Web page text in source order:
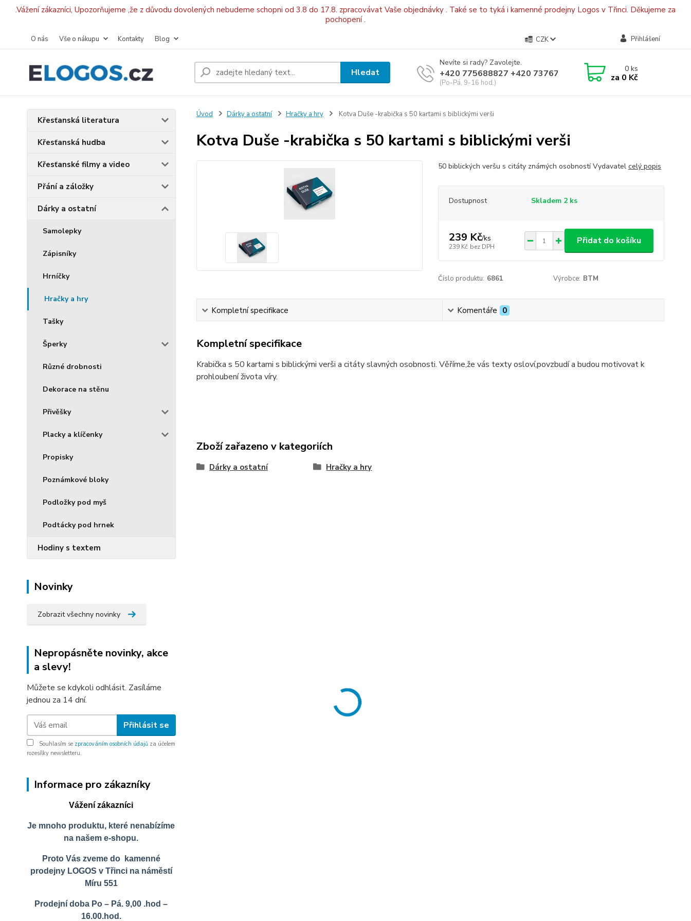
.Vážení zákazníci, Upozorňujeme ,že z důvodu dovolených nebudeme schopni od 3.8 do 17.8. zpracovávat Vaše objednávky . Také se to tyká i kamenné prodejny Logos v Třinci. Děkujeme za
pochopení .
O nás Vše o nákupu Kontakty Blog CZK Přihlášení
Hledat
Nevíte si rady? Zavolejte.
+420 775688827 +420 737670415
(Po-Pá, 9-16 hod.)
0ks
za 0 Kč
Křesťanská literatura
Křesťanská hudba
Křesťanské filmy a video
Přání a záložky
Dárky a ostatní
Samolepky
Zápisníky
Hrníčky
Hračky a hry
Tašky
Šperky
Různé drobnosti
Dekorace na stěnu
Přivěšky
Placky a klíčenky
Propisky
Poznámkové bloky
Podložky pod myš
Podtácky pod hrnek
Hodiny s textem
Novinky
Zobrazit všechny novinky
Nepropásněte novinky, akce
a slevy!
Můžete se kdykoli odhlásit. Zasíláme
jednou za 14 dní.
Přihlásit se
Souhlasím se zpracováním osobních údajů za účelem
rozesílky newsletteru.
Informace pro zákazníky
Vážení zákazníci
Je mnoho produktu, které nenabízíme
na našem e-shopu.
Proto Vás zveme do kamenné
prodejny LOGOS v Třinci na náměstí
Míru 551
Prodejní doba Po – Pá. 9,00 .hod –
16.00.hod.
Úvod Dárky a ostatní Hračky a hry Kotva Duše -krabička s 50 kartami s biblickými verši
Kotva Duše -krabička s 50 kartami s biblickými verši
50 biblických veršu s citáty známých osobností Vydavatel celý popis
Dostupnost Skladem 2 ks
239 Kč/ks
239 Kč bez DPH
Přidat do košíku
Číslo produktu: 6861 Výrobce: BTM
Kompletní specifikace Komentáře 0
Kompletní specifikace
Krabička s 50 kartami s biblickými verši a citáty slavných osobnosti. Věříme,že vás texty osloví,povzbudí a budou motivovat k
prohloubení života víry.
Zboží zařazeno v kategoriích
Dárky a ostatní Hračky a hry